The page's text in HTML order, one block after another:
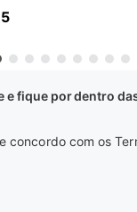
e fique por dentro
concordo com os